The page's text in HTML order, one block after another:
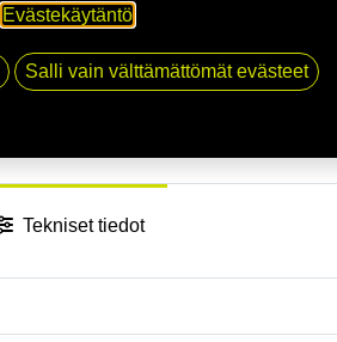
Tekniset tiedot
Evästekäytäntö.
Salli vain välttämättömät evästeet